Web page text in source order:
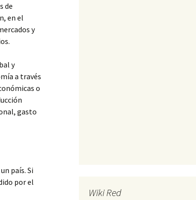
de
en el
y
y
a través
o
gasto
país. Si
por el
Wiki Red